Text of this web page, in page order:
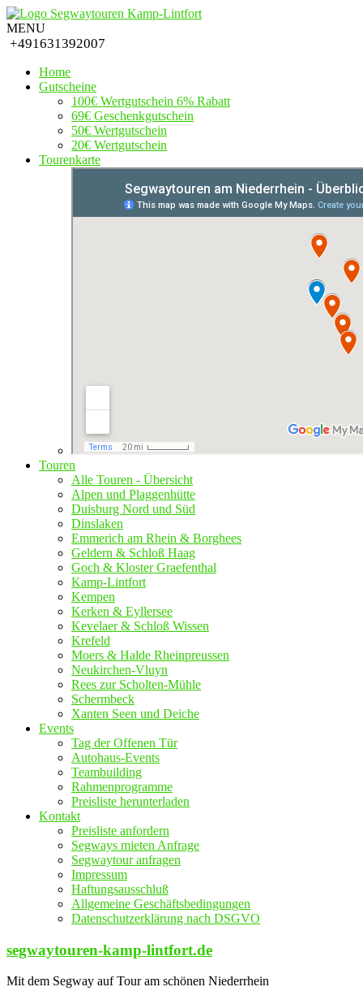
MENU
+491631392007
Home
Gutscheine
100€ Wertgutschein 6% Rabatt
69€ Geschenkgutschein
50€ Wertgutschein
20€ Wertgutschein
Tourenkarte
Touren
Alle Touren - Übersicht
Alpen und Plaggenhütte
Duisburg Nord und Süd
Dinslaken
Emmerich am Rhein & Borghees
Geldern & Schloß Haag
Goch & Kloster Graefenthal
Kamp-Lintfort
Kempen
Kerken & Eyllersee
Kevelaer & Schloß Wissen
Krefeld
Moers & Halde Rheinpreussen
Neukirchen-Vluyn
Rees zur Scholten-Mühle
Schermbeck
Xanten Seen und Deiche
Events
Tag der Offenen Tür
Autohaus-Events
Teambuilding
Rahmenprogramme
Preisliste herunterladen
Kontakt
Preisliste anfordern
Segways mieten Anfrage
Segwaytour anfragen
Impressum
Haftungsausschluß
Allgemeine Geschäftsbedingungen
Datenschutzerklärung nach DSGVO
segwaytouren-kamp-lintfort.de
Mit dem Segway auf Tour am schönen Niederrhein